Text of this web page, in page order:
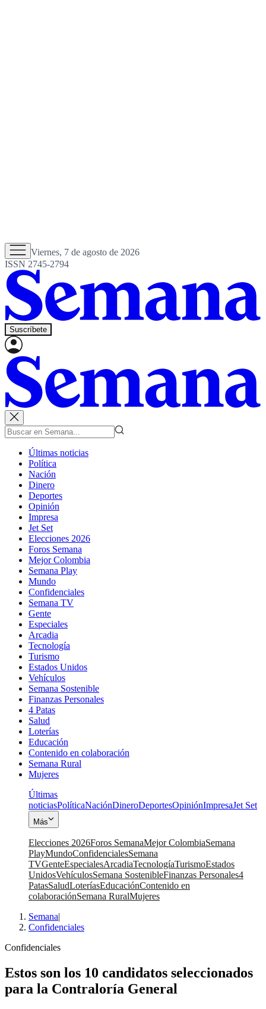
Viernes, 7 de agosto de 2026
ISSN 2745-2794
Suscríbete
Últimas noticias
Política
Nación
Dinero
Deportes
Opinión
Impresa
Jet Set
Elecciones 2026
Foros Semana
Mejor Colombia
Semana Play
Mundo
Confidenciales
Semana TV
Gente
Especiales
Arcadia
Tecnología
Turismo
Estados Unidos
Vehículos
Semana Sostenible
Finanzas Personales
4 Patas
Salud
Loterías
Educación
Contenido en colaboración
Semana Rural
Mujeres
Últimas
noticiasPolíticaNaciónDineroDeportesOpiniónImpresaJet Set
Más
Elecciones 2026Foros SemanaMejor ColombiaSemana
PlayMundoConfidencialesSemana
TVGenteEspecialesArcadiaTecnologíaTurismoEstados
UnidosVehículosSemana SostenibleFinanzas Personales4
PatasSaludLoteríasEducaciónContenido en
colaboraciónSemana RuralMujeres
Semana|
Confidenciales
Confidenciales
Estos son los 10 candidatos seleccionados
para la Contraloría General